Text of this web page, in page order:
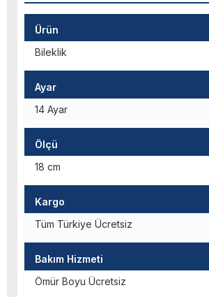
Ürün
Bileklik
Ayar
14 Ayar
Ölçü
18 cm
Kargo
Tüm Türkiye Ücretsiz
Bakım Hizmeti
Ömür Boyu Ücretsiz